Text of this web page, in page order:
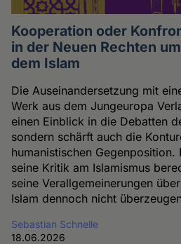
Kooperation oder
in der Neuen Rechten
dem Islam
Die Auseinandersetzung mit
Werk aus dem Jungeuropa
einen Einblick in die Debatten
sondern schärft auch die
humanistischen
seine Kritik am Islamismus
seine Verallgemeinerungen
Islam dennoch nicht
Sebastian Schnelle
18.06.2026